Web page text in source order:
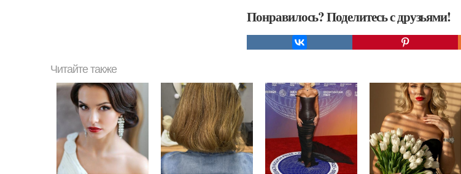
Понравилось? Поделитесь с друзьями!
Читайте также